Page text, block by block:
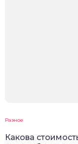
Разное
Какова